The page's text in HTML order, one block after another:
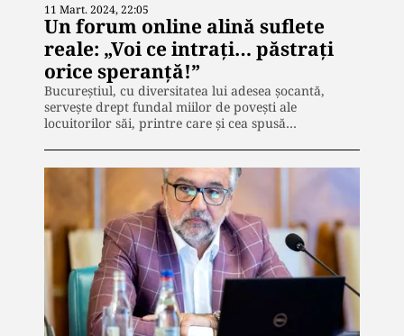
11 Mart. 2024, 22:05
Un forum online alină suflete
reale: „Voi ce intrați… păstrați
orice speranță!”
Bucureștiul, cu diversitatea lui adesea șocantă,
servește drept fundal miilor de povești ale
locuitorilor săi, printre care și cea spusă…